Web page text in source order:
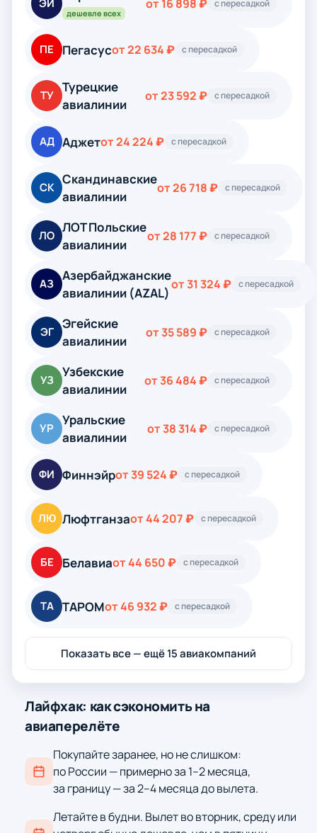
ЭЙ
дешевле всех
от 16 898 ₽ с пересадкой
ПЕ Пегасусот 22 634 ₽ с пересадкой
ТУ
Турецкие
авиалинии
от 23 592 ₽ с пересадкой
АД Аджетот 24 224 ₽ с пересадкой
СК
Скандинавские
авиалинии
от 26 718 ₽ с пересадкой
ЛО
ЛОТ Польские
авиалинии
от 28 177 ₽ с пересадкой
АЗ
Азербайджанские
авиалинии (AZAL)
от 31 324 ₽ с пересадкой
ЭГ
Эгейские
авиалинии
от 35 589 ₽ с пересадкой
УЗ
Узбекские
авиалинии
от 36 484 ₽ с пересадкой
УР
Уральские
авиалинии
от 38 314 ₽ с пересадкой
ФИ Финнэйрот 39 524 ₽ с пересадкой
ЛЮ Люфтганзаот 44 207 ₽ с пересадкой
БЕ Белавиаот 44 650 ₽ с пересадкой
ТА ТАРОМот 46 932 ₽ с пересадкой
Показать все — ещё 15 авиакомпаний
Лайфхак: как сэкономить на
авиаперелёте
Покупайте заранее, но не слишком:
по России — примерно за 1–2 месяца,
за границу — за 2–4 месяца до вылета.
Летайте в будни. Вылет во вторник, среду или